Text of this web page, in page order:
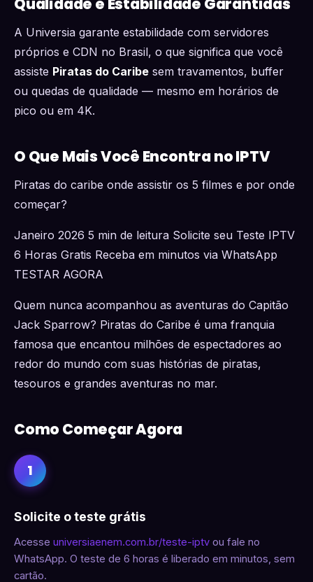
A Universia garante estabilidade com servidores
próprios e CDN no Brasil, o que significa que você
assiste Piratas do Caribe sem travamentos, buffer
ou quedas de qualidade — mesmo em horários de
pico ou em 4K.
O Que Mais Você Encontra no IPTV
Piratas do caribe onde assistir os 5 filmes e por onde
começar?
Janeiro 2026 5 min de leitura Solicite seu Teste IPTV
6 Horas Gratis Receba em minutos via WhatsApp
TESTAR AGORA
Quem nunca acompanhou as aventuras do Capitão
Jack Sparrow? Piratas do Caribe é uma franquia
famosa que encantou milhões de espectadores ao
redor do mundo com suas histórias de piratas,
tesouros e grandes aventuras no mar.
Como Começar Agora
1
Solicite o teste grátis
Acesse universiaenem.com.br/teste-iptv ou fale no
WhatsApp. O teste de 6 horas é liberado em minutos, sem
cartão.